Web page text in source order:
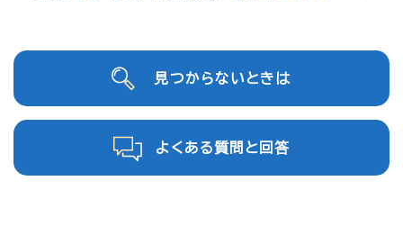
見つからないときは
よくある質問と回答